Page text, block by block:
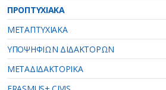
ΠΡΟΠΤΥΧΙΑΚΑ
ΜΕΤΑΠΤΥΧΙΑΚΑ
ΥΠΟΨΗΦΙΩΝ ΔΙΔΑΚΤΟΡΩΝ
ΜΕΤΑΔΙΔΑΚΤΟΡΙΚΑ